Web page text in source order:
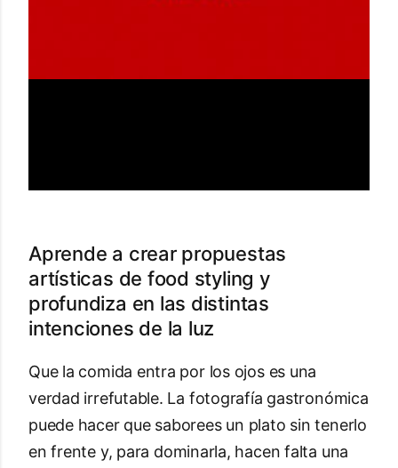
Aprende a crear propuestas
artísticas de food styling y
profundiza en las distintas
intenciones de la luz
Que la comida entra por los ojos es una
verdad irrefutable. La fotografía gastronómica
puede hacer que saborees un plato sin tenerlo
en frente y, para dominarla, hacen falta una